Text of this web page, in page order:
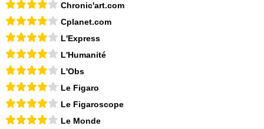
Chronic'art.com
Cplanet.com
L'Express
L'Humanité
L'Obs
Le Figaro
Le Figaroscope
Le Monde